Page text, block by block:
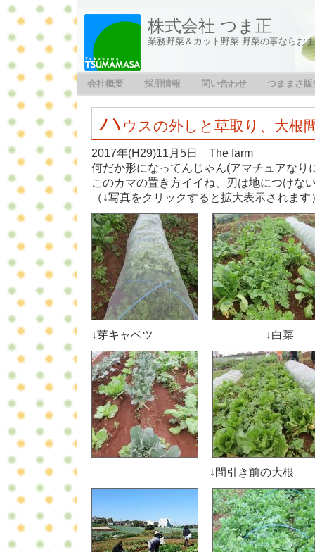
株式会社 つま正
業務野菜＆カット野菜 野菜の事ならお
会社概要 採用情報 問い合わせ つままさ
ハウスの外しと草取り、大根
2017年(H29)11月5日 The farm
何だか形になってんじゃん(アマチュアなり
このカマの置き方イイね、刃は地につけな
（↓写真をクリックすると拡大表示されます
↓芽キャベツ ↓白菜
↓間引き前の